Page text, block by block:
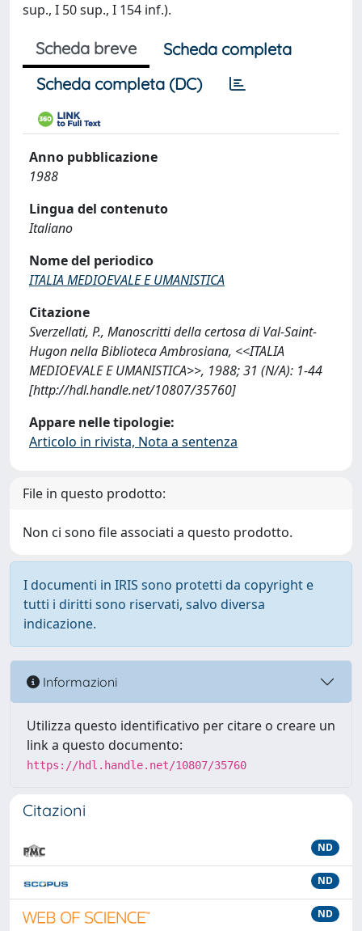
sup., I 50 sup., I 154 inf.).
Scheda breve
Scheda completa
Scheda completa (DC)
Anno pubblicazione
1988
Lingua del contenuto
Italiano
Nome del periodico
ITALIA MEDIOEVALE E UMANISTICA
Citazione
Sverzellati, P., Manoscritti della certosa di Val-Saint-
Hugon nella Biblioteca Ambrosiana, <<ITALIA
MEDIOEVALE E UMANISTICA>>, 1988; 31 (N/A): 1-44
[http://hdl.handle.net/10807/35760]
Appare nelle tipologie:
Articolo in rivista, Nota a sentenza
File in questo prodotto:
Non ci sono file associati a questo prodotto.
I documenti in IRIS sono protetti da copyright e
tutti i diritti sono riservati, salvo diversa
indicazione.
Informazioni
Utilizza questo identificativo per citare o creare un
link a questo documento:
https://hdl.handle.net/10807/35760
Citazioni
ND
ND
ND